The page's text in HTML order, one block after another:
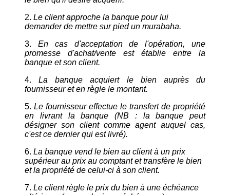
2. Le client approche la banque pour lui
demander de mettre sur pied un murabaha.
3. En cas d'acceptation de l'opération, une
promesse d'achat/vente est établie entre la
banque et son client.
4.La banque acquiert le bien auprès du
fournisseur et en règle le montant.
5. Le fournisseur effectue le transfert de propriété
en livrant la banque (NB : la banque peut
désigner son client comme agent auquel cas,
c'est ce dernier qui est livré).
6. La banque vend le bien au client à un prix
supérieur au prix au comptant et transfère le bien
et la propriété de celui-ci à son client.
7. Le client règle le prix du bien à une échéance